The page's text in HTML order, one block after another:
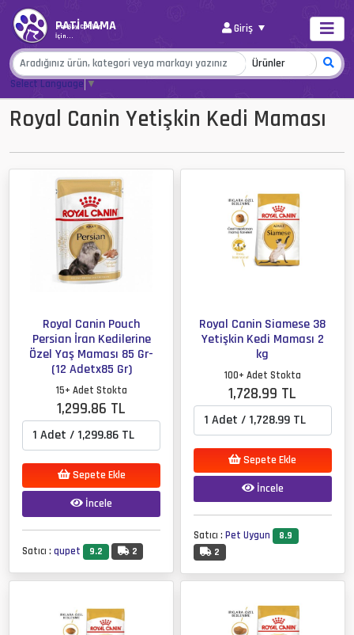
PATİ MAMA
Her Şey Canlar
İçin...
Giriş
Select Language▼
Royal Canin Yetişkin Kedi Maması
Royal Canin Pouch
Persian İran Kedilerine
Özel Yaş Maması 85 Gr-
(12 Adetx85 Gr)
15+ Adet Stokta
1,299.86 TL
Sepete Ekle
İncele
Satıcı :qupet 9.2 2
Royal Canin Siamese 38
Yetişkin Kedi Maması 2
kg
100+ Adet Stokta
1,728.99 TL
Sepete Ekle
İncele
Satıcı : Pet Uygun
8.9
2